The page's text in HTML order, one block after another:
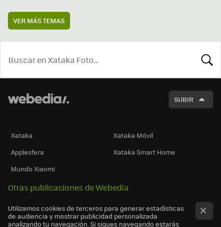
VER MÁS TEMAS
SUBIR
Xataka
Xataka Móvil
Applesfera
Xataka Smart Home
Mundo Xiaomi
Otras publicaciones de Webedia
Utilizamos cookies de terceros para generar estadísticas
de audiencia y mostrar publicidad personalizada
analizando tu navegación. Si sigues navegando estarás